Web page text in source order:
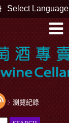
Select Language
瀏覽紀錄